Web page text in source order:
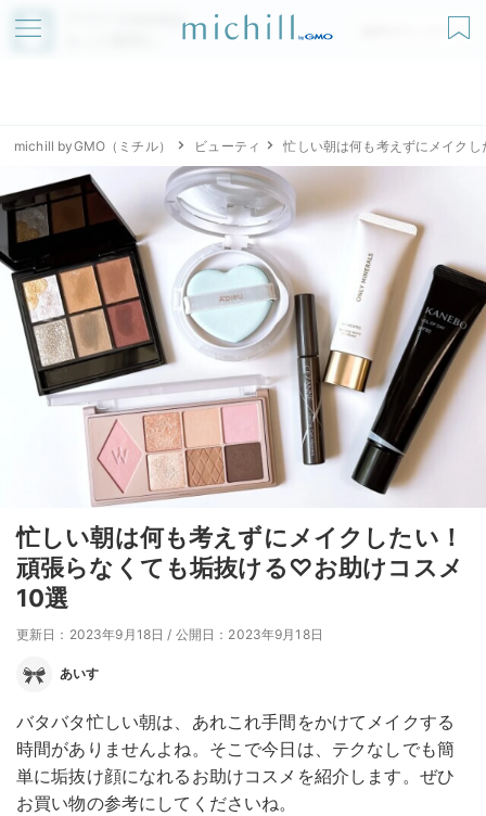
アプリでmichillが
無料ダウンロード
michill byGMO（ミチル） ビューティ 忙しい朝は何も考えずにメイク
忙しい朝は何も考えずにメイクしたい！
頑張らなくても垢抜ける♡お助けコスメ
10選
更新日：2023年9月18日 / 公開日：2023年9月18日
あいす
バタバタ忙しい朝は、あれこれ手間をかけてメイクする
時間がありませんよね。そこで今日は、テクなしでも簡
単に垢抜け顔になれるお助けコスメを紹介します。ぜひ
お買い物の参考にしてくださいね。